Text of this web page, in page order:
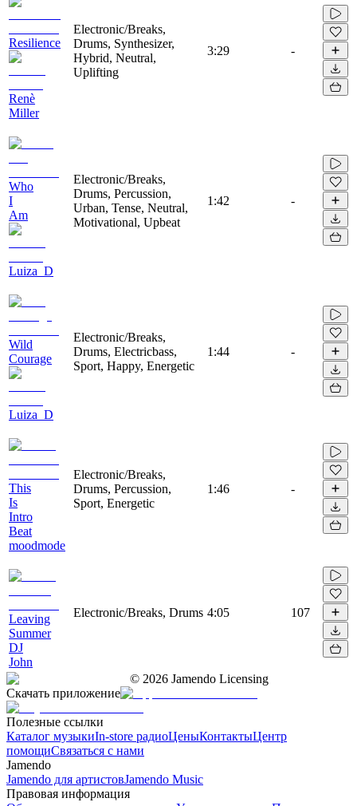
Resilience
Renè
Miller
Electronic/Breaks,
Drums, Synthesizer,
Hybrid, Neutral,
Uplifting
3:29 -
Who
I
Am
Luiza_D
Electronic/Breaks,
Drums, Percussion,
Urban, Tense, Neutral,
Motivational, Upbeat
1:42 -
Wild
Courage
Luiza_D
Electronic/Breaks,
Drums, Electricbass,
Sport, Happy, Energetic
1:44 -
This
Is
Intro
Beat
moodmode
Electronic/Breaks,
Drums, Percussion,
Sport, Energetic
1:46 -
Leaving
Summer
DJ
John
Electronic/Breaks, Drums 4:05 107
© 2026 Jamendo Licensing
Скачать приложение
Полезные ссылки
Каталог музыкиIn-store радиоЦеныКонтактыЦентр
помощиСвязаться с нами
Jamendo
Jamendo для артистовJamendo Music
Правовая информация